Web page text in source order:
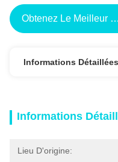
Obtenez Le Meilleur
Informations Détaillées
Informations
Lieu D'origine: